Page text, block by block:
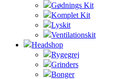
Gødnings Kit
Komplet Kit
Lyskit
Ventilationskit
Headshop
Rygegrej
Grinders
Bonger